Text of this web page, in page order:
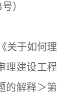
）
于如何理
理建设工程
的解释＞第